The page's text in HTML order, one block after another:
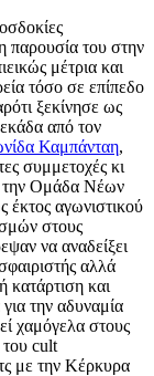
παρουσία του στην
μέτρια και
τόσο σε επίπεδο
ξεκίνησε ως
από τον
Καμπάνταη,
συμμετοχές κι
την Ομάδα Νέων
έκτος αγωνιστικού
στους
να αναδείξει
αλλά
κατάρτιση και
για την αδυναμία
χαμόγελα στους
του cult
με την Κέρκυρα